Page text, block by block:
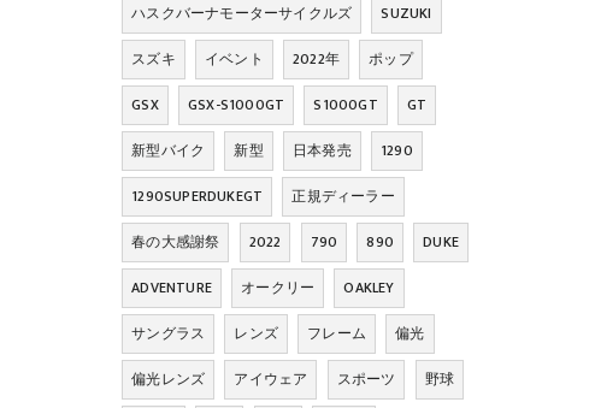
ハスクバーナモーターサイクルズ
SUZUKI
スズキ
イベント 2022年
ポップ
GSX
GSX-S1000GT S1000GT
GT
新型バイク
新型 日本発売
1290
1290SUPERDUKEGT
正規ディーラー
春の大感謝祭
2022 790 890
DUKE
ADVENTURE
オークリー
OAKLEY
サングラス
レンズ フレーム
偏光
偏光レンズ
アイウェア スポーツ
野球